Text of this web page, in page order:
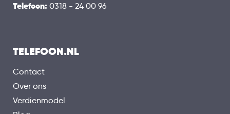
Telefoon: 0318 - 24 00 96
TELEFOON.NL
Contact
Over ons
Verdienmodel